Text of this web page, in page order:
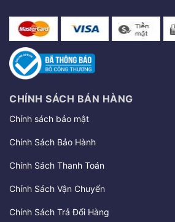
CHÍNH SÁCH BÁN HÀNG
Chính sách bảo mật
Chính Sách Bảo Hành
Chính Sách Thanh Toán
Chính Sách Vận Chuyển
Chính Sách Trả Đổi Hàng